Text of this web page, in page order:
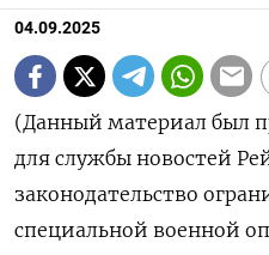
04.09.2025
(Данный материал был
для службы новостей
законодательство
специальной военной